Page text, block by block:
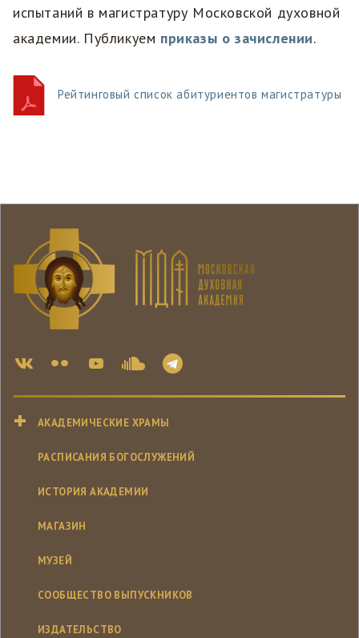
испытаний в магистратуру Московской духовной
академии. Публикуем приказы о зачислении.
Рейтинговый список абитуриентов магистратуры
АКАДЕМИЧЕСКИЕ ХРАМЫ
РАСПИСАНИЯ БОГОСЛУЖЕНИЙ
ИСТОРИЯ АКАДЕМИИ
МАГАЗИН
МУЗЕЙ
СООБЩЕСТВО ВЫПУСКНИКОВ
ИЗДАТЕЛЬСТВО